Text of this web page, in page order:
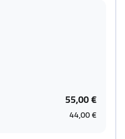
55,00 €
44,00 €